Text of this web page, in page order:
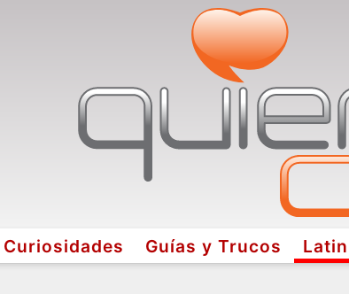
Curiosidades Guías y Trucos